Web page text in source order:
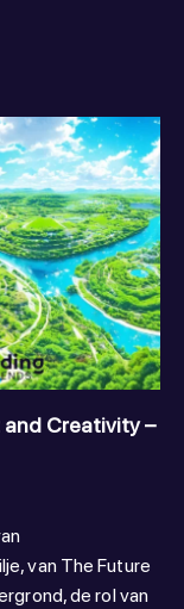
and Creativity –
van The Future
de rol van